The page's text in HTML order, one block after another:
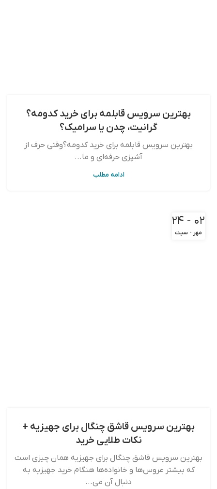
بهترین سرویس قابلمه برای خرید کدومه؟
گرانیت، چدن یا سرامیک؟
بهترین سرویس قابلمه برای خرید کدومه؟وقتی حرف از
آشپزی حرفه‌ای و ما...
ادامه مطلب
۰۲ - ۲۴
مهر - سپت
بهترین سرویس قاشق چنگال برای جهیزیه +
نکات طلایی خرید
بهترین سرویس قاشق چنگال برای جهیزیه همان چیزی است
که بیشتر عروس‌ها و خانواده‌ها هنگام خرید جهیزیه به
دنبال آن می‌...